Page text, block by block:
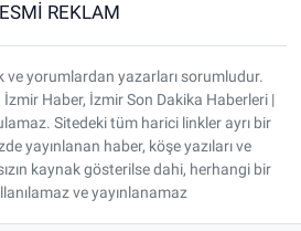
REKLAM
ve yorumlardan yazarları sorumludur.
Haber, İzmir Son Dakika Haberleri |
Sitedeki tüm harici linkler ayrı bir
yayınlanan haber, köşe yazıları ve
kaynak gösterilse dahi, herhangi bir
ve yayınlanamaz